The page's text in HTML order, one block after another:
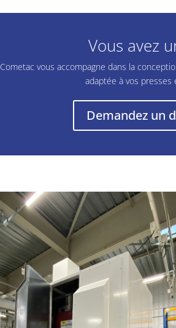
Vous avez
Cometac vous accompagne dans la
adaptée à vos
Demandez un